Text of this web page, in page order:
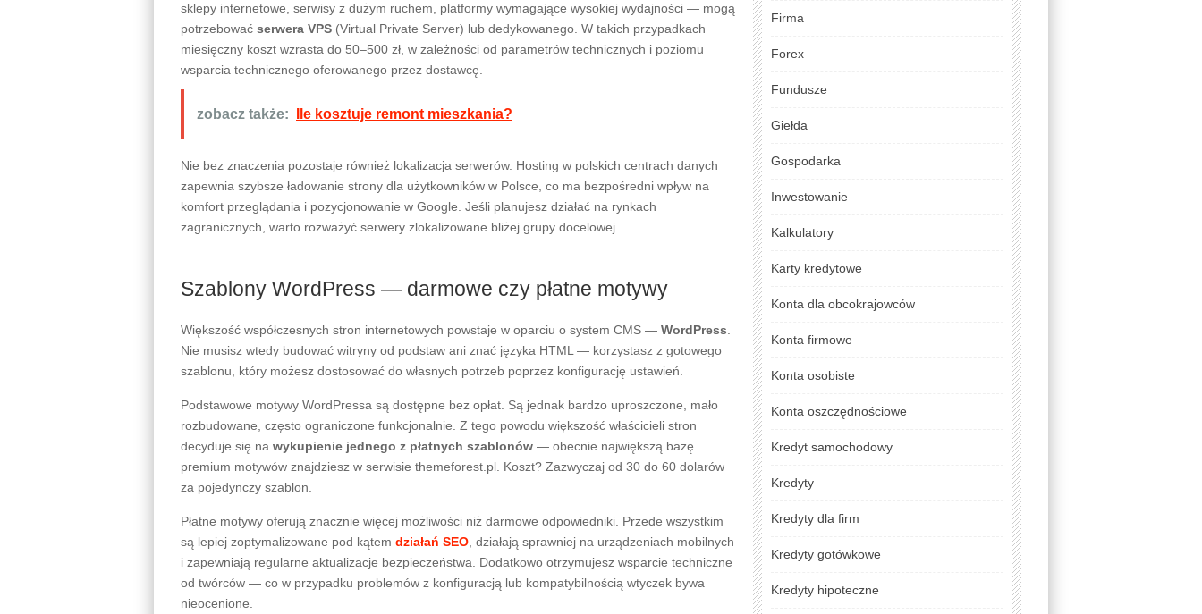
sklepy internetowe, serwisy z dużym ruchem, platformy wymagające wysokiej wydajności — mogą
potrzebować serwera VPS (Virtual Private Server) lub dedykowanego. W takich przypadkach
miesięczny koszt wzrasta do 50–500 zł, w zależności od parametrów technicznych i poziomu
wsparcia technicznego oferowanego przez dostawcę.
zobacz także: Ile kosztuje remont mieszkania?
Nie bez znaczenia pozostaje również lokalizacja serwerów. Hosting w polskich centrach danych
zapewnia szybsze ładowanie strony dla użytkowników w Polsce, co ma bezpośredni wpływ na
komfort przeglądania i pozycjonowanie w Google. Jeśli planujesz działać na rynkach
zagranicznych, warto rozważyć serwery zlokalizowane bliżej grupy docelowej.
Szablony WordPress — darmowe czy płatne motywy
Większość współczesnych stron internetowych powstaje w oparciu o system CMS — WordPress
Nie musisz wtedy budować witryny od podstaw ani znać języka HTML — korzystasz z gotowego
szablonu, który możesz dostosować do własnych potrzeb poprzez konfigurację ustawień.
Podstawowe motywy WordPressa są dostępne bez opłat. Są jednak bardzo uproszczone, mało
rozbudowane, często ograniczone funkcjonalnie. Z tego powodu większość właścicieli stron
decyduje się na wykupienie jednego z płatnych szablonów — obecnie największą bazę
premium motywów znajdziesz w serwisie themeforest.pl. Koszt? Zazwyczaj od 30 do 60 dolarów
za pojedynczy szablon.
Płatne motywy oferują znacznie więcej możliwości niż darmowe odpowiedniki. Przede wszystkim
są lepiej zoptymalizowane pod kątem działań SEO , działają sprawniej na urządzeniach mobilnych
i zapewniają regularne aktualizacje bezpieczeństwa. Dodatkowo otrzymujesz wsparcie techniczne
od twórców — co w przypadku problemów z konfiguracją lub kompatybilnością wtyczek bywa
nieocenione.
Firma
Forex
Fundusze
Giełda
Gospodarka
Inwestowanie
Kalkulatory
Karty kredytowe
Konta dla obcokrajowców
Konta firmowe
Konta osobiste
Konta oszczędnościowe
Kredyt samochodowy
Kredyty
Kredyty dla firm
Kredyty gotówkowe
Kredyty hipoteczne